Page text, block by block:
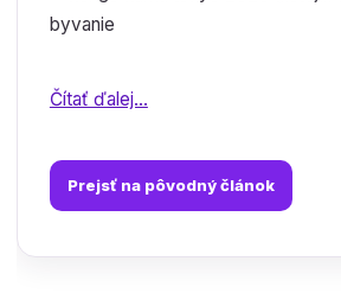
Čítať ďalej...
Prejsť na pôvodný článok